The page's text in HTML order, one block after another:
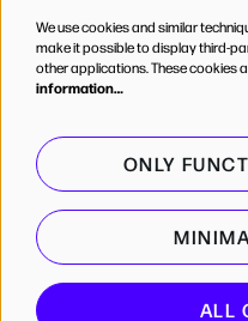
We use cookies and similar
make it possible to display third-
other applications. These cookies
information…
ONLY
ALL